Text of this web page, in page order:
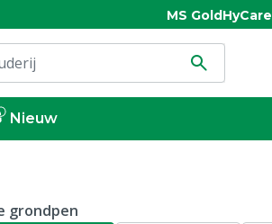
MS GoldHyCare
Nieuw
grondpen